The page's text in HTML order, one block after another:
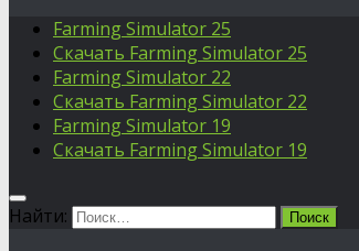
Farming Simulator 25
Скачать Farming Simulator 25
Farming Simulator 22
Скачать Farming Simulator 22
Farming Simulator 19
Скачать Farming Simulator 19
Найти: